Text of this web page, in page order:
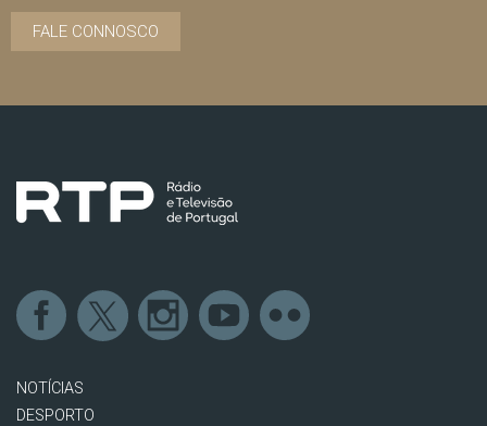
FALE CONNOSCO
NOTÍCIAS
DESPORTO